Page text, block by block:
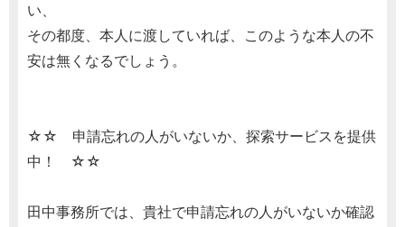
い、
その都度、本人に渡していれば、このような本人の不
安は無くなるでしょう。
☆☆ 申請忘れの人がいないか、探索サービスを提供
中！ ☆☆
田中事務所では、貴社で申請忘れの人がいないか確認